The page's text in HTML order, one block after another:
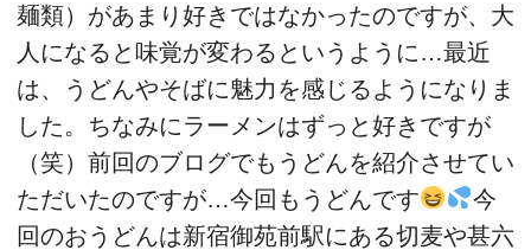
麺類）があまり好きではなかったのですが、大
人になると味覚が変わるというように…最近
は、うどんやそばに魅力を感じるようになりま
した。ちなみにラーメンはずっと好きですが
（笑）前回のブログでもうどんを紹介させてい
ただいたのですが…今回もうどんです
今
回のおうどんは新宿御苑前駅にある切麦や甚六